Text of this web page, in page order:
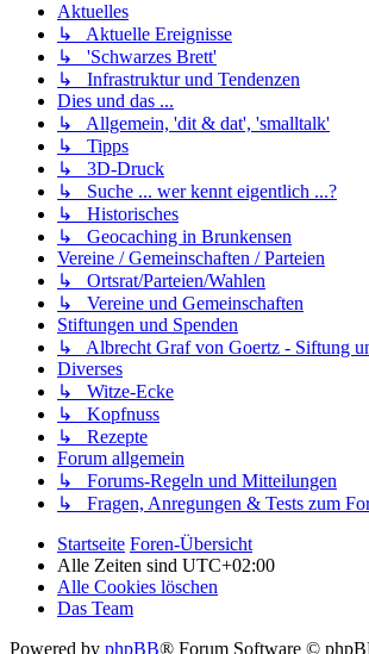
Aktuelles
↳ Aktuelle Ereignisse
↳ 'Schwarzes Brett'
↳ Infrastruktur und Tendenzen
Dies und das ...
↳ Allgemein, 'dit & dat', 'smalltalk'
↳ Tipps
↳ 3D-Druck
↳ Suche ... wer kennt eigentlich ...?
↳ Historisches
↳ Geocaching in Brunkensen
Vereine / Gemeinschaften / Parteien
↳ Ortsrat/Parteien/Wahlen
↳ Vereine und Gemeinschaften
Stiftungen und Spenden
↳ Albrecht Graf von Goertz - Siftung
Diverses
↳ Witze-Ecke
↳ Kopfnuss
↳ Rezepte
Forum allgemein
↳ Forums-Regeln und Mitteilungen
↳ Fragen, Anregungen & Tests zum
Startseite Foren-Übersicht
Alle Zeiten sind UTC+02:00
Alle Cookies löschen
Das Team
Powered by phpBB® Forum Software ©